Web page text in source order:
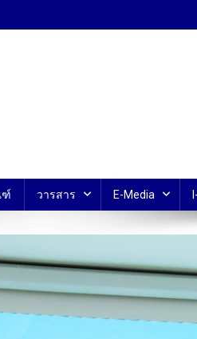
ฑ์ วารสาร E-Media